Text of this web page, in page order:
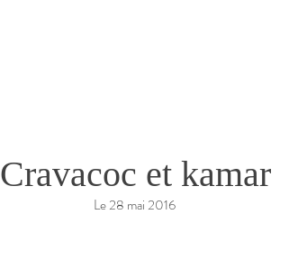
Cravacoc et kamar
Le 28 mai 2016